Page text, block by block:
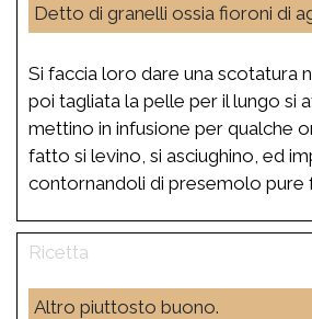
Detto di granelli ossia fioroni di
Si faccia loro dare una scotatura
poi tagliata la pelle per il lungo si
mettino in infusione per qualche
fatto si levino, si asciughino, ed
contornandoli di presemolo pure
Altro piuttosto buono.